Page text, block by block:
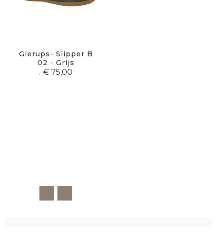
Glerups- Slipper B
02 - Grijs
€ 75,00